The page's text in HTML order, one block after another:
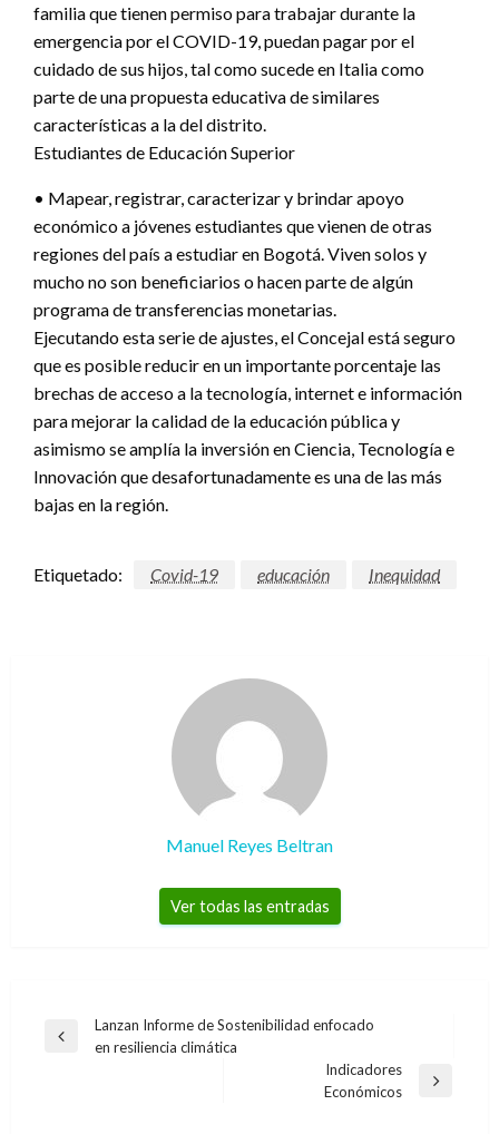
familia que tienen permiso para trabajar durante la
emergencia por el COVID-19, puedan pagar por el
cuidado de sus hijos, tal como sucede en Italia como
parte de una propuesta educativa de similares
características a la del distrito.
Estudiantes de Educación Superior
• Mapear, registrar, caracterizar y brindar apoyo
económico a jóvenes estudiantes que vienen de otras
regiones del país a estudiar en Bogotá. Viven solos y
mucho no son beneficiarios o hacen parte de algún
programa de transferencias monetarias.
Ejecutando esta serie de ajustes, el Concejal está seguro
que es posible reducir en un importante porcentaje las
brechas de acceso a la tecnología, internet e información
para mejorar la calidad de la educación pública y
asimismo se amplía la inversión en Ciencia, Tecnología e
Innovación que desafortunadamente es una de las más
bajas en la región.
Etiquetado: Covid-19 educación Inequidad
Manuel Reyes Beltran
Ver todas las entradas
Navegación
Entrada
Lanzan Informe de Sostenibilidad enfocado
en resiliencia climática
Indicadores
Económicos